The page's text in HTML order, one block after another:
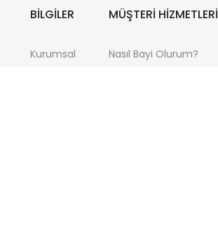
BİLGİLER
Kurumsal
MÜŞTERİ HİZMETLERİ
Nasıl Bayi Olurum?